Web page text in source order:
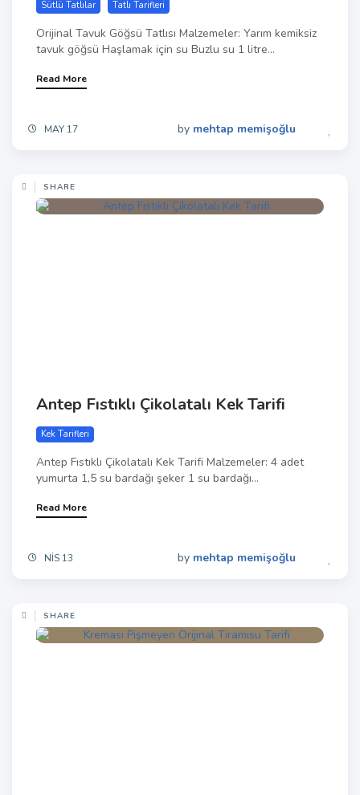
Sütlü Tatlılar Tatlı Tarifleri
Orijinal Tavuk Göğsü Tatlısı Malzemeler: Yarım kemiksiz
tavuk göğsü Haşlamak için su Buzlu su 1 litre...
Read More
MAY 17 by mehtap memişoğlu
SHARE
Antep Fıstıklı Çikolatalı Kek Tarifi
Kek Tarifleri
Antep Fıstıklı Çikolatalı Kek Tarifi Malzemeler: 4 adet
yumurta 1,5 su bardağı şeker 1 su bardağı...
Read More
NIS 13 by mehtap memişoğlu
SHARE